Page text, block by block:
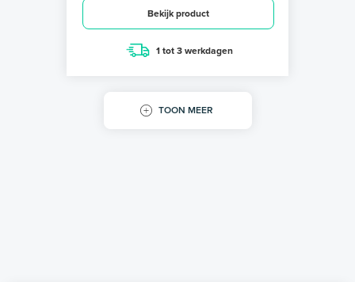
Bekijk product
1 tot 3 werkdagen
TOON MEER